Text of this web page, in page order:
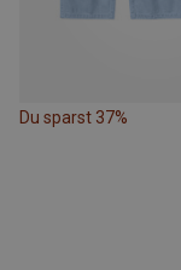
Du sparst 37%